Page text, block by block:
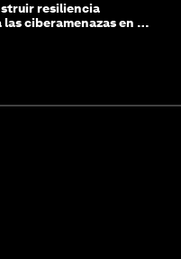
resiliencia
ciberamenazas en la